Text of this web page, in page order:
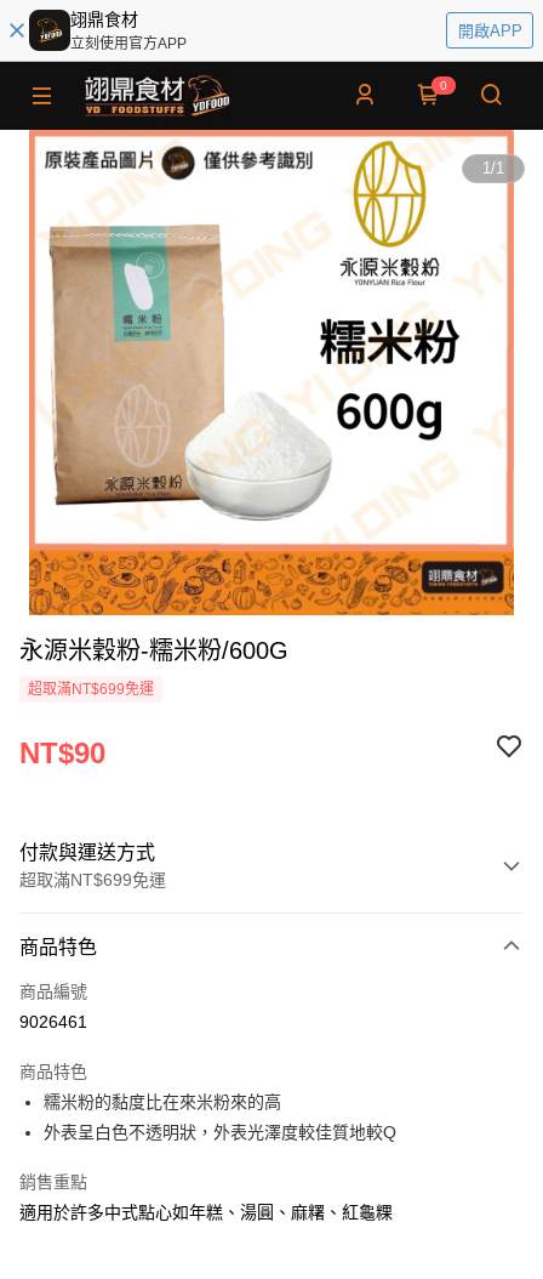
翊鼎食材
立刻使用官方APP
開啟APP
0
1/1
永源米穀粉-糯米粉/600G
超取滿NT$699免運
NT$90
付款與運送方式
超取滿NT$699免運
信用卡一次付款
Apple Pay
運送方式
• 付款後全家取貨
每筆NT$60，滿NT$699(含以上)免運費
• 付款後7-11取貨
每筆NT$60，滿NT$699(含以上)免運費
商品特色
商品編號
9026461
商品特色
糯米粉的黏度比在來米粉來的高
外表呈白色不透明狀，外表光澤度較佳質地較Q
銷售重點
適用於許多中式點心如年糕、湯圓、麻糬、紅龜粿